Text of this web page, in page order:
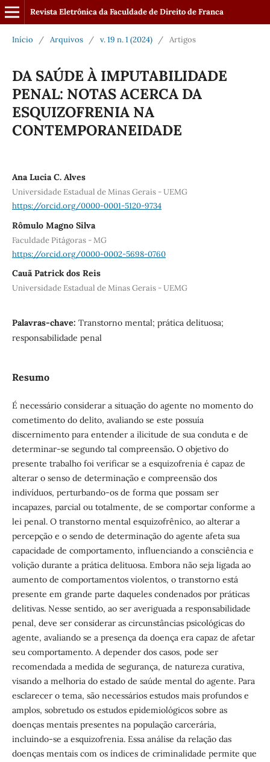
Revista Eletrônica da Faculdade de Direito de Franca
Início / Arquivos / v. 19 n. 1 (2024) / Artigos
DA SAÚDE À IMPUTABILIDADE
PENAL: NOTAS ACERCA DA
ESQUIZOFRENIA NA
CONTEMPORANEIDADE
Ana Lucia C. Alves
Universidade Estadual de Minas Gerais - UEMG
https://orcid.org/0000-0001-5120-9734
Rômulo Magno Silva
Faculdade Pitágoras - MG
https://orcid.org/0000-0002-5698-0760
Cauã Patrick dos Reis
Universidade Estadual de Minas Gerais - UEMG
Palavras-chave: Transtorno mental; prática delituosa;
responsabilidade penal
Resumo
É necessário considerar a situação do agente no momento do
cometimento do delito, avaliando se este possuía
discernimento para entender a ilicitude de sua conduta e de
determinar-se segundo tal compreensão.O objetivo do
presente trabalho foi verificar se a esquizofrenia é capaz de
alterar o senso de determinação e compreensão dos
indivíduos, perturbando-os de forma que possam ser
incapazes, parcial ou totalmente, de se comportar conforme a
lei penal. O transtorno mental esquizofrênico, ao alterar a
percepção e o sendo de determinação do agente afeta sua
capacidade de comportamento, influenciando a consciência e
volição durante a prática delituosa. Embora não seja ligada ao
aumento de comportamentos violentos, o transtorno está
presente em grande parte daqueles condenados por práticas
delitivas. Nesse sentido, ao ser averiguada a responsabilidade
penal, deve ser considerar as circunstâncias psicológicas do
agente, avaliando se a presença da doença era capaz de afetar
seu comportamento. A depender dos casos, pode ser
recomendada a medida de segurança, de natureza curativa,
visando a melhoria do estado de saúde mental do agente. Para
esclarecer o tema, são necessários estudos mais profundos e
amplos, sobretudo os estudos epidemiológicos sobre as
doenças mentais presentes na população carcerária,
incluindo-se a esquizofrenia. Essa análise da relação das
doenças mentais com os índices de criminalidade permite que